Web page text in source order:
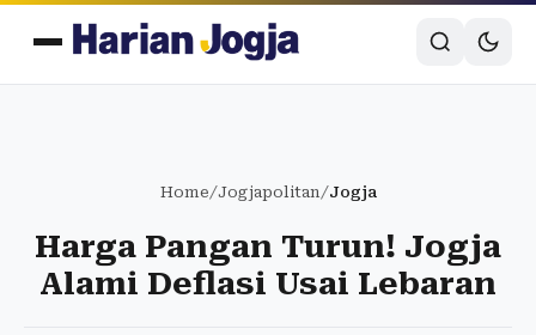
Home/Jogjapolitan/Jogja
Harga Pangan Turun! Jogja
Alami Deflasi Usai Lebaran